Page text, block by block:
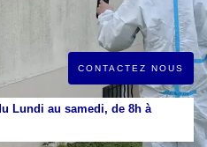
CONTACTEZ NOUS
Lundi au samedi, de 8h à